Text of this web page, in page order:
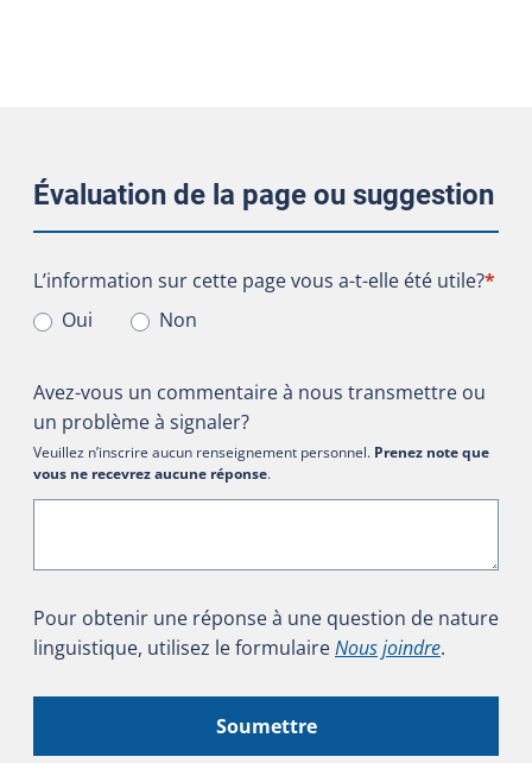
Évaluation de la page ou suggestion
L’information sur cette page vous a-t-elle été utile?
L’information sur cette page vous a-t-elle été utile?*
Oui
Non
Avez-vous un commentaire à nous transmettre ou
un problème à signaler?
Veuillez n’inscrire aucun renseignement personnel. Prenez note que
vous ne recevrez aucune réponse.
Pour obtenir une réponse à une question de nature
linguistique, utilisez le formulaireNous joindre.
Soumettre